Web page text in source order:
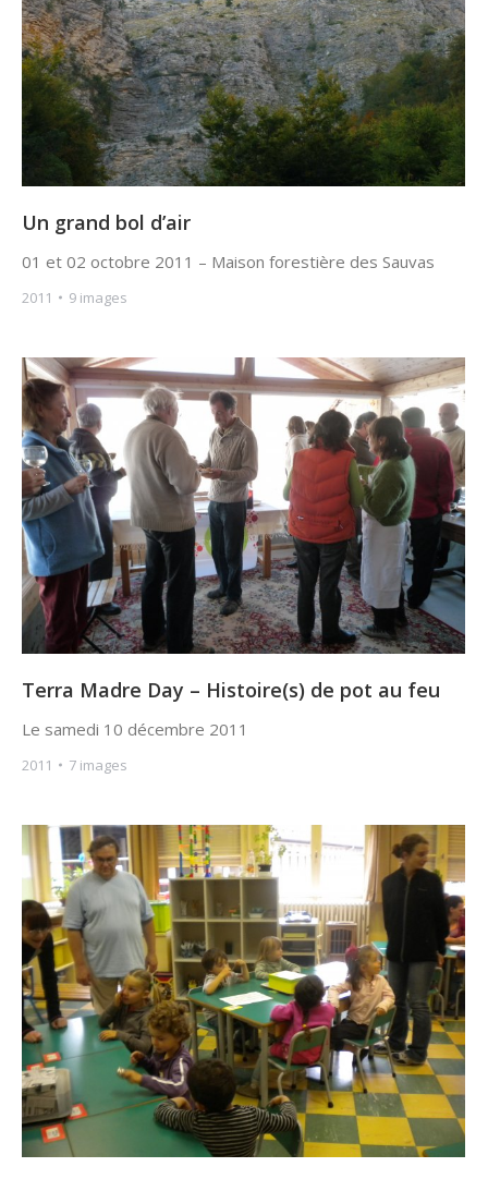
Un grand bol d’air
01 et 02 octobre 2011 – Maison forestière des Sauvas
2011 9 images
Terra Madre Day – Histoire(s) de pot au feu
Le samedi 10 décembre 2011
2011 7 images